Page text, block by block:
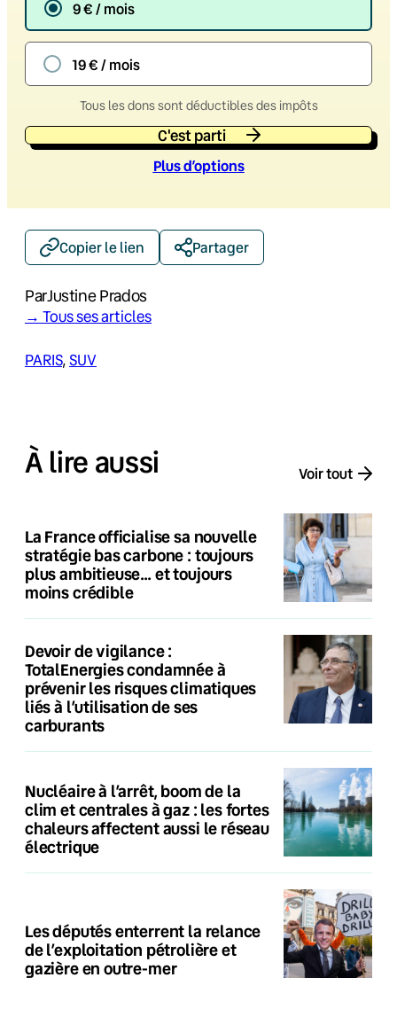
9 € / mois
19 € / mois
Tous les dons sont déductibles des impôts
C'est parti
Plus d’options
Copier le lien Partager
ParJustine Prados
→ Tous ses articles
PARIS, SUV
À lire aussi Voir tout
La France officialise sa nouvelle
stratégie bas carbone : toujours
plus ambitieuse… et toujours
moins crédible
Devoir de vigilance :
TotalEnergies condamnée à
prévenir les risques climatiques
liés à l’utilisation de ses
carburants
Nucléaire à l’arrêt, boom de la
clim et centrales à gaz : les fortes
chaleurs affectent aussi le réseau
électrique
Les députés enterrent la relance
de l’exploitation pétrolière et
gazière en outre-mer